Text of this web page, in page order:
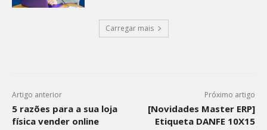
Carregar mais
Artigo anterior
5 razões para a sua loja
física vender online
Próximo artigo
[Novidades Master ERP]
Etiqueta DANFE 10X15